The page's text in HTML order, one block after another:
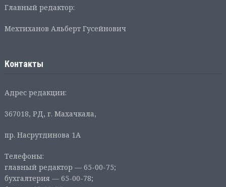
Главный редактор:
Мехтиханов Альберт Гусейнович
Контакты
Адрес редакции:
367018, РД, г. Махачкала,
пр. Насрутдинова 1А
Телефоны:
главный редактор — 65-00-75;
бухгалтерия — 65-00-78;